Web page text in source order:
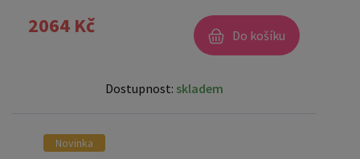
2064 Kč Do košíku
Dostupnost: skladem
Novinka